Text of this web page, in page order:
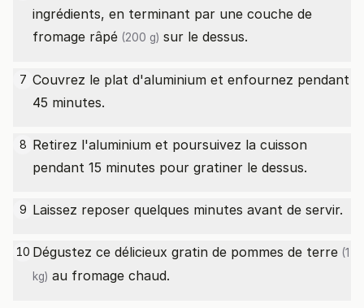
ingrédients, en terminant par une couche de
fromage râpé (200 g) sur le dessus.
7 Couvrez le plat d'aluminium et enfournez pendant
45 minutes.
8 Retirez l'aluminium et poursuivez la cuisson
pendant 15 minutes pour gratiner le dessus.
9 Laissez reposer quelques minutes avant de servir.
10 Dégustez ce délicieux gratin de pommes de terre (1
kg) au fromage chaud.